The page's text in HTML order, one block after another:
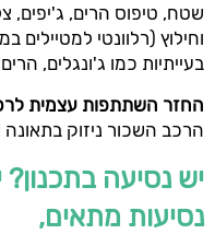
שטח, טיפוס הרים, ג'יפים,
וחילוץ (רלוונטי למטיילים
בעייתיות כמו ג'ונגלים,
החזר השתתפות עצמית
הרכב השכור ניזוק בתאונה
יש נסיעה
נסיעות מתאים,